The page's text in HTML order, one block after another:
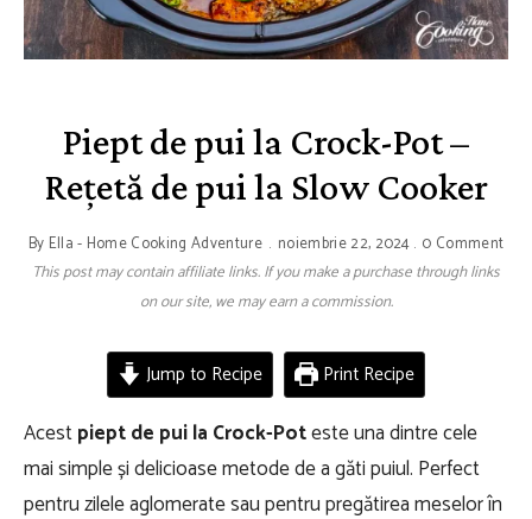
Piept de pui la Crock-Pot –
Rețetă de pui la Slow Cooker
By Ella - Home Cooking Adventure noiembrie 22, 2024 0 Comment
This post may contain affiliate links. If you make a purchase through links
on our site, we may earn a commission.
Jump to Recipe Print Recipe
Acestpiept de pui la Crock-Poteste una dintre cele
mai simple și delicioase metode de a găti puiul. Perfect
pentru zilele aglomerate sau pentru pregătirea meselor în